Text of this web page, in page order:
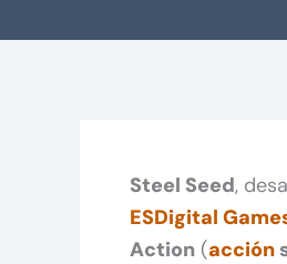
Steel Seed,
ESDigital
Action (acción